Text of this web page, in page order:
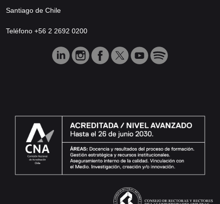
Santiago de Chile
Teléfono +56 2 2692 0200